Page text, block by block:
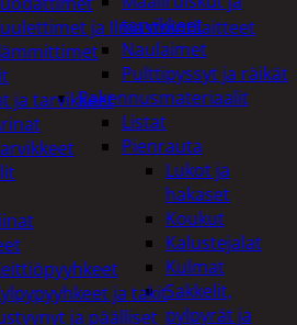
tarvikkeet
Naulaimet
Pulttipyssyt ja räikät
Rakennusmateriaalit
Listat
Pienrauta
Lukot ja
hakaset
Koukut
Kalustejalat
Kulmat
Sakkelit,
pylpyrät ja
ja Ilmastointilaitteet
ja tarvikkeet
ja takit
ja päälliset